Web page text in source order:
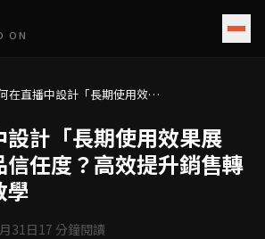
ON
在直播中設計「長期使用效果
轉化率的完整教學
計「長期使用效果展
任度？高效提升銷售轉
學
31日17 分鐘閱讀